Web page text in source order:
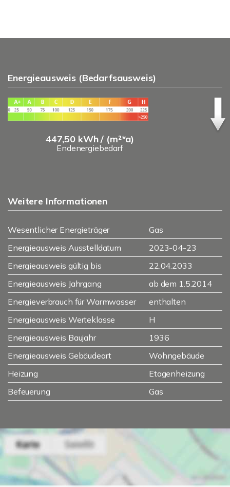
Energieausweis (Bedarfsausweis)
447,50 kWh / (m²*a)
Endenergiebedarf
Weitere Informationen
Wesentlicher Energieträger
Gas
Energieausweis Ausstelldatum
2023-04-23
Energieausweis gültig bis
22.04.2033
Energieausweis Jahrgang
ab dem 1.5.2014
Energieverbrauch für Warmwasser
enthalten
Energieausweis Werteklasse
H
Energieausweis Baujahr
1936
Energieausweis Gebäudeart
Wohngebäude
Heizung
Etagenheizung
Befeuerung
Gas